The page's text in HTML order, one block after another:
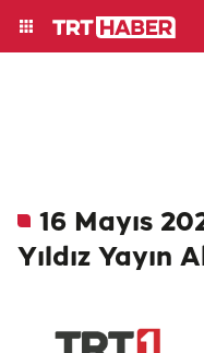
16 Mayıs
Yıldız Yayın